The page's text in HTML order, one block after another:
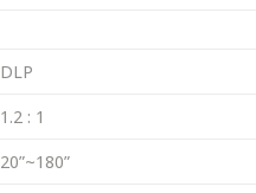
DLP
1.2 : 1
20”~180”